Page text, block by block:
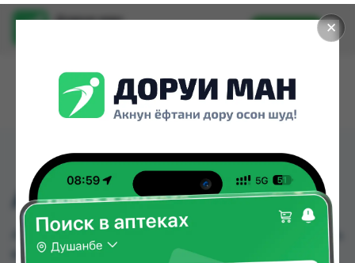
✕
Доруи ман
Установить
АРГИПРО Р-Р 100МЛ
АРГИПРО Р-Р 100МЛ можно купить или заказать
в аптеках, Аптека + 24/7, Арча, Ватан №1, Дору